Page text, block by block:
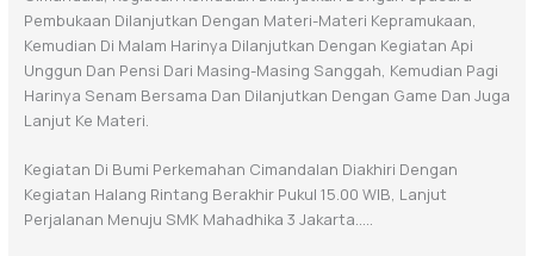
Pembukaan Dilanjutkan Dengan Materi-Materi Kepramukaan,
Kemudian Di Malam Harinya Dilanjutkan Dengan Kegiatan Api
Unggun Dan Pensi Dari Masing-Masing Sanggah, Kemudian Pagi
Harinya Senam Bersama Dan Dilanjutkan Dengan Game Dan Juga
Lanjut Ke Materi.
Kegiatan Di Bumi Perkemahan Cimandalan Diakhiri Dengan
Kegiatan Halang Rintang Berakhir Pukul 15.00 WIB, Lanjut
Perjalanan Menuju SMK Mahadhika 3 Jakarta…..